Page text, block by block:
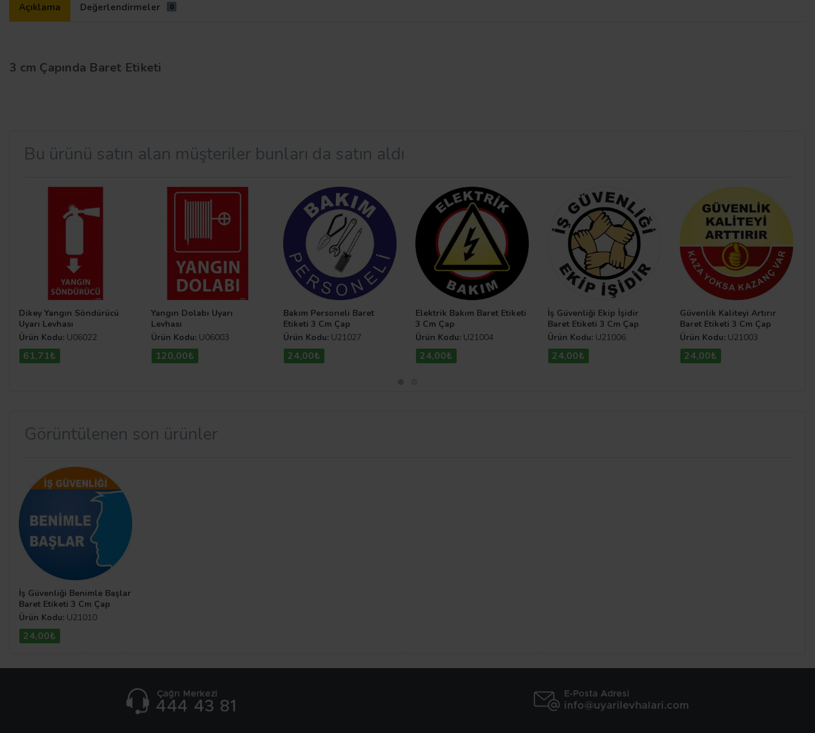
Açıklama Değerlendirmeler 0
3 cm Çapında Baret Etiketi
Bu ürünü satın alan müşteriler bunları da satın aldı
Dikey Yangın Söndürücü
Uyarı Levhası
Ürün Kodu: U06022
61,71₺
Yangın Dolabı Uyarı
Levhası
Ürün Kodu: U06003
120,00₺
Bakım Personeli Baret
Etiketi 3 Cm Çap
Ürün Kodu: U21027
24,00₺
Elektrik Bakım Baret Etiketi
3 Cm Çap
Ürün Kodu: U21004
24,00₺
İş Güvenliği Ekip İşidir
Baret Etiketi 3 Cm Çap
Ürün Kodu: U21006
24,00₺
Güvenlik Kaliteyi Artırır
Baret Etiketi 3 Cm Çap
Ürün Kodu: U21003
24,00₺
Görüntülenen son ürünler
İş Güvenliği Benimle Başlar
Baret Etiketi 3 Cm Çap
Ürün Kodu: U21010
24,00₺